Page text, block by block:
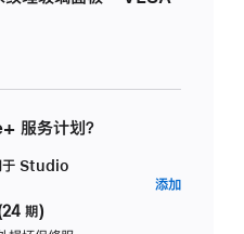
服务计划？
于 Studio
期)
添加